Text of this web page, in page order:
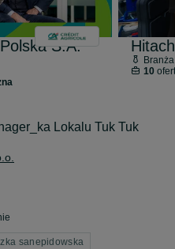
S.A.
10
Lokalu Tuk Tuk
sanepidowska